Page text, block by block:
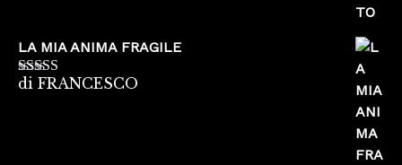
LA MIA ANIMA FRAGILE
Valutato5su
di FRANCESCO